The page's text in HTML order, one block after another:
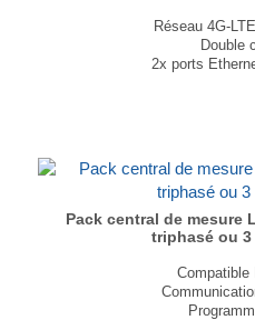
Réseau 4G-
Double
2x ports
...
Pack central de mesure
triphasé ou